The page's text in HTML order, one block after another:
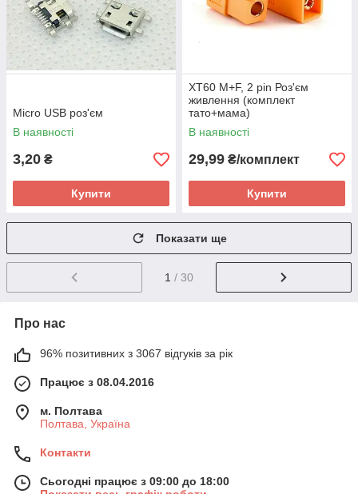
Micro USB роз'єм
В наявності
3,20 ₴
Купити
XT60 M+F, 2 pin Роз'єм
живлення (комплект
тато+мама)
В наявності
29,99 ₴/комплект
Купити
Показати ще
1 / 30
Про нас
96% позитивних з 3067 відгуків за рік
Працює з 08.04.2016
м. Полтава
Полтава, Україна
Контакти
Сьогодні працює з 09:00 до 18:00